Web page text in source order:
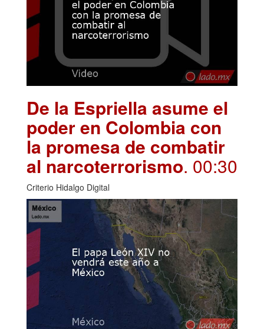
De la Espriella asume el
poder en Colombia con
la promesa de combatir
al narcoterrorismo. 00:30
Criterio Hidalgo Digital